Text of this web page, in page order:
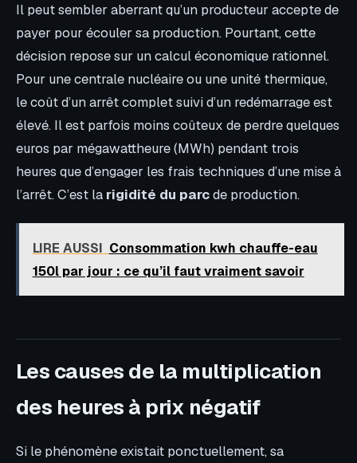
Il peut sembler aberrant qu’un producteur accepte de
payer pour écouler sa production. Pourtant, cette
décision repose sur un calcul économique rationnel.
Pour une centrale nucléaire ou une unité thermique,
le coût d’un arrêt complet suivi d’un redémarrage est
élevé. Il est parfois moins coûteux de perdre quelques
euros par mégawattheure (MWh) pendant trois
heures que d’engager les frais techniques d’une mise à
l’arrêt. C’est la rigidité du parcde production.
LIRE AUSSI Consommation kwh chauffe-eau
150l par jour : ce qu’il faut vraiment savoir
Les causes de la multiplication
des heures à prix négatif
Si le phénomène existait ponctuellement, sa